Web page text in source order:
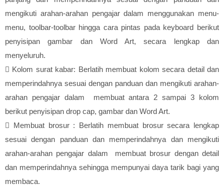
mengikuti arahan-arahan pengajar dalam menggunakan menu-
menu, toolbar-toolbar hingga cara pintas pada keyboard berikut
penyisipan gambar dan Word Art, secara lengkap dan
menyeluruh.
 Kolom surat kabar: Berlatih membuat kolom secara detail dan
memperindahnya sesuai dengan panduan dan mengikuti arahan-
arahan pengajar dalam membuat antara 2 sampai 3 kolom
berikut penyisipan drop cap, gambar dan Word Art.
 Membuat brosur : Berlatih membuat brosur secara lengkap
sesuai dengan panduan dan memperindahnya dan mengikuti
arahan-arahan pengajar dalam membuat brosur dengan detail
dan memperindahnya sehingga mempunyai daya tarik bagi yang
membaca.